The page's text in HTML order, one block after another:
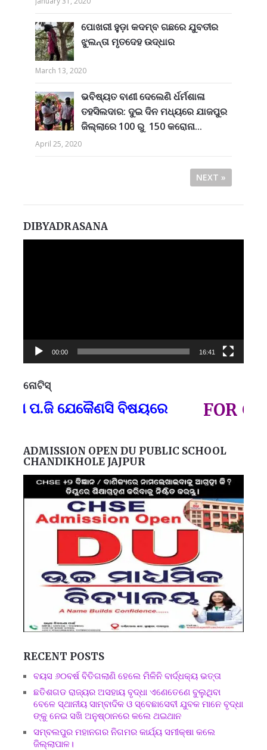
ପୋଖରୀ ହୁଡ଼ା କଦମ୍ବ ଗଛରେ ଯୁବତୀର
ଝୁଲନ୍ତା ମୃତଦେହ ଉଦ୍ଧାର
March 13, 2020
ଭବିଷ୍ୟତ ବାଣୀ ଦେଲେଣି ର୍ଧର୍ମଶାଳା
ତହସିଲଦାର: ଦୁଇ ଦିନ ମଧ୍ୟରେ ଯାଜପୁର
ଜିଲ୍ଲାରେ 100 ରୁ 150 କରୋନା...
April 25, 2020
NEXT »
DIBYADRASANA
00:00 16:41
ନୋଟିସ୍
ପ.ଜି ଯେକୈଣସି ବିଷୟରେ FOR
ADMISSION OPEN DU PUBLIC SCHOOL
CHANDIKHOLE JAJPUR
RECENT POSTS
ବୟସ ୬୦ବର୍ଷ ବିତିଗଲାଣି ହେଲେ ମିଳିନି ବାର୍ଦ୍ଧକ୍ୟ ଭତ୍ତା
ଛତିଶଗଡ ରାଜ୍ୟର ଅସହାୟ ବୃଦ୍ଧା ଏଣେତେଣେ ବୁଲୁଥିବା
ବେଳେ ସ୍ଥାନୀୟ ସାମ୍ବାଦିକ ଓ ସ୍ବେଛାସେବୀ ଯୁବକ ମାନେ ବୃଦ୍ଧା
ଙ୍କୁ ନେଇ ସଖି ଅନୁଷ୍ଠାନରେ କଲେ ଥଇଥାନ
ସମ୍ବଲପୁର ମହାନଗର ନିଗମର କାର୍ଯ୍ୟ ସମୀକ୍ଷା କଲେ
ଜିଲ୍ଲାପାଳ।